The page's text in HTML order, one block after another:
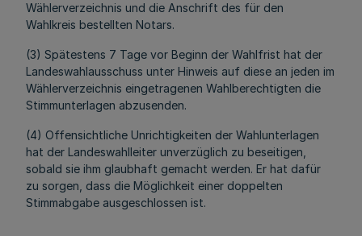
Wählerverzeichnis und die Anschrift des für den
Wahlkreis bestellten Notars.
(3) Spätestens 7 Tage vor Beginn der Wahlfrist hat der
Landeswahlausschuss unter Hinweis auf diese an jeden im
Wählerverzeichnis eingetragenen Wahlberechtigten die
Stimmunterlagen abzusenden.
(4) Offensichtliche Unrichtigkeiten der Wahlunterlagen
hat der Landeswahlleiter unverzüglich zu beseitigen,
sobald sie ihm glaubhaft gemacht werden. Er hat dafür
zu sorgen, dass die Möglichkeit einer doppelten
Stimmabgabe ausgeschlossen ist.